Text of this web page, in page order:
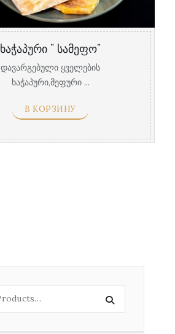
ხაჭაპური ” სამეფო”
დავარგებული ყველების
ხაჭაპური,მეფური ...
В КОРЗИНУ